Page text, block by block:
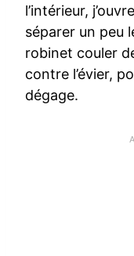
l’intérieur,
séparer un peu
robinet couler
contre l’évier,
dégage.